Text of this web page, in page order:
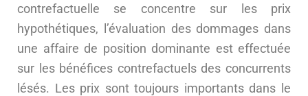
contrefactuelle se concentre sur les prix
hypothétiques, l’évaluation des dommages dans
une affaire de position dominante est effectuée
sur les bénéfices contrefactuels des concurrents
lésés. Les prix sont toujours importants dans le